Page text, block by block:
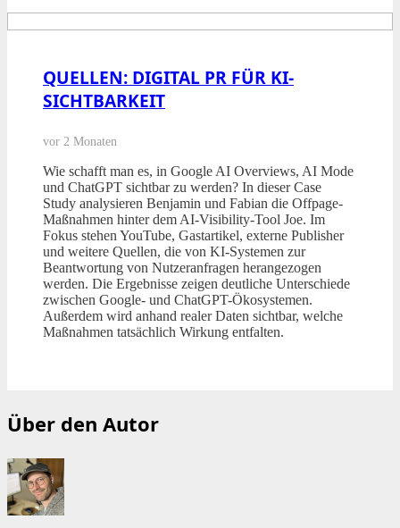
QUELLEN: DIGITAL PR FÜR KI-
SICHTBARKEIT
vor 2 Monaten
Wie schafft man es, in Google AI Overviews, AI Mode
und ChatGPT sichtbar zu werden? In dieser Case
Study analysieren Benjamin und Fabian die Offpage-
Maßnahmen hinter dem AI-Visibility-Tool Joe. Im
Fokus stehen YouTube, Gastartikel, externe Publisher
und weitere Quellen, die von KI-Systemen zur
Beantwortung von Nutzeranfragen herangezogen
werden. Die Ergebnisse zeigen deutliche Unterschiede
zwischen Google- und ChatGPT-Ökosystemen.
Außerdem wird anhand realer Daten sichtbar, welche
Maßnahmen tatsächlich Wirkung entfalten.
Über den Autor